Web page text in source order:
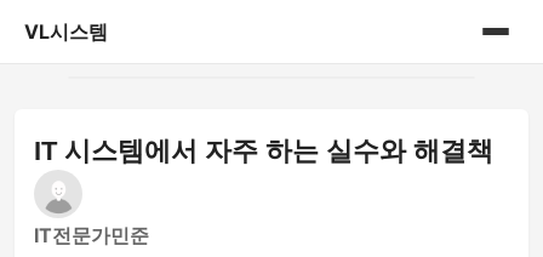
VL시스템
게시판
IT 시스템에서 자주 하는 실수와 해결책
IT전문가민준